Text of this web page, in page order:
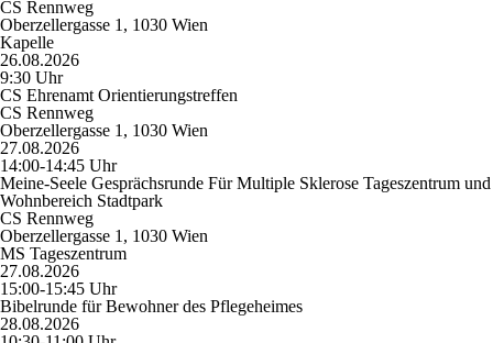
CS Rennweg
Oberzellergasse 1, 1030 Wien
Kapelle
26.08.2026
9:30 Uhr
CS Ehrenamt Orientierungstreffen
CS Rennweg
Oberzellergasse 1, 1030 Wien
27.08.2026
14:00-14:45 Uhr
Meine-Seele Gesprächsrunde Für Multiple Sklerose Tageszentrum und
Wohnbereich Stadtpark
CS Rennweg
Oberzellergasse 1, 1030 Wien
MS Tageszentrum
27.08.2026
15:00-15:45 Uhr
Bibelrunde für Bewohner des Pflegeheimes
28.08.2026